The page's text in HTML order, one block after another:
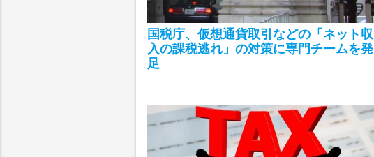
国税庁、仮想通貨取引などの「ネット収
入の課税逃れ」の対策に専門チームを発
足